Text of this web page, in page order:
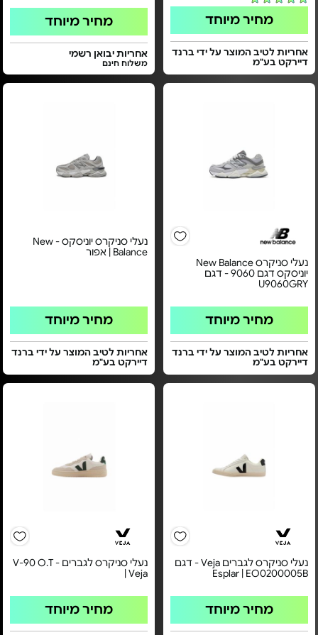
מחיר מיוחד
אחריות לטיב המוצר על ידי ברנד
דיירקט בע"מ
מחיר מיוחד
אחריות יבואן רשמי
משלוח חינם
נעלי סניקרס New Balance
יוניסקס דגם 9060 - דגם
U9060GRY
מחיר מיוחד
אחריות לטיב המוצר על ידי ברנד
דיירקט בע"מ
נעלי סניקרס יוניסקס - New
Balance | אפור
מחיר מיוחד
אחריות לטיב המוצר על ידי ברנד
דיירקט בע"מ
נעלי סניקרס לגברים Veja - דגם
Esplar | EO0200005B
מחיר מיוחד
נעלי סניקרס לגברים - V-90 O.T
| Veja
מחיר מיוחד